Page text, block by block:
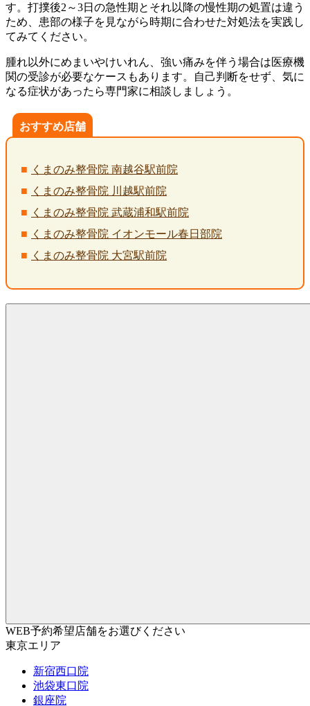
す。打撲後2～3日の急性期とそれ以降の慢性期の処置は違う
ため、患部の様子を見ながら時期に合わせた対処法を実践し
てみてください。
腫れ以外にめまいやけいれん、強い痛みを伴う場合は医療機
関の受診が必要なケースもあります。自己判断をせず、気に
なる症状があったら専門家に相談しましょう。
おすすめ店舗
くまのみ整骨院 南越谷駅前院
くまのみ整骨院 川越駅前院
くまのみ整骨院 武蔵浦和駅前院
くまのみ整骨院 イオンモール春日部院
くまのみ整骨院 大宮駅前院
WEB予約希望店舗をお選びください
東京エリア
新宿西口院
池袋東口院
銀座院